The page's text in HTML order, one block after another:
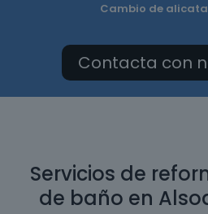
Cambio de
Contacta con
Servicios de
de baño en